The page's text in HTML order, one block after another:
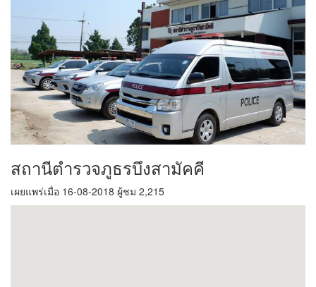
สถานีตำรวจภูธรบึงสามัคคี
เผยแพร่เมื่อ 16-08-2018 ผู้ชม 2,215